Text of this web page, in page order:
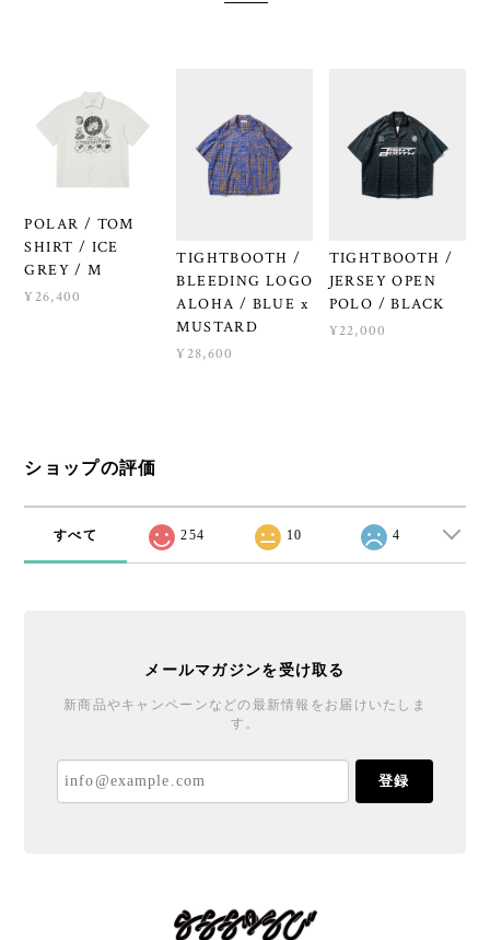
POLAR / TOM
SHIRT / ICE
GREY / M
¥26,400
TIGHTBOOTH /
BLEEDING LOGO
ALOHA / BLUE x
MUSTARD
¥28,600
TIGHTBOOTH /
JERSEY OPEN
POLO / BLACK
¥22,000
ショップの評価
すべて 254 10 4
メールマガジンを受け取る
新商品やキャンペーンなどの最新情報をお届けいたしま
す。
登録